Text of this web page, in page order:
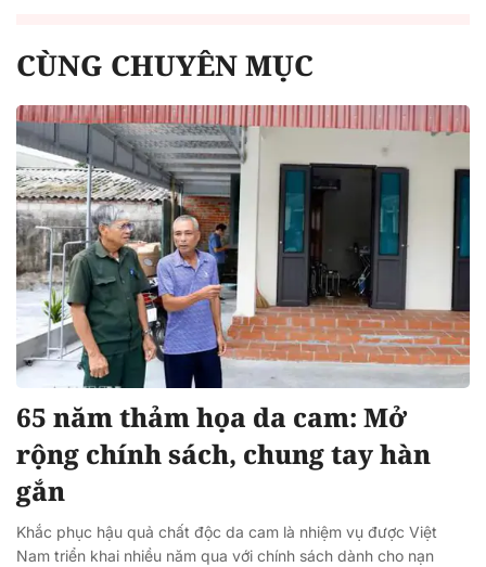
CÙNG CHUYÊN MỤC
65 năm thảm họa da cam: Mở
rộng chính sách, chung tay hàn
gắn
Khắc phục hậu quả chất độc da cam là nhiệm vụ được Việt
Nam triển khai nhiều năm qua với chính sách dành cho nạn